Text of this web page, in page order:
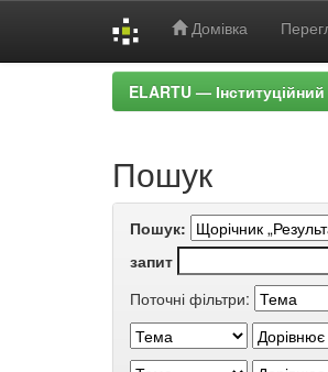
Домівка
ELARTU —
Пошук
Пошук:
запит
Поточні фільтри: